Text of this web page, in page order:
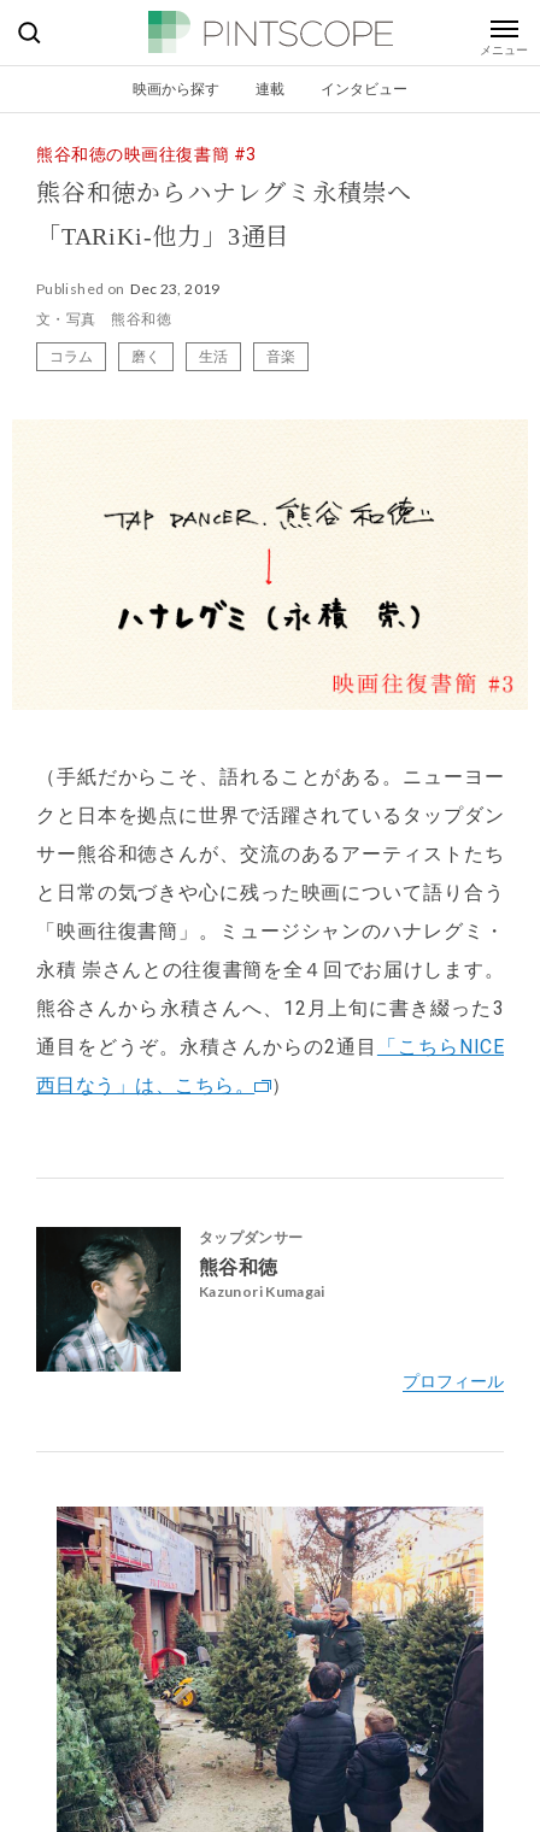
映画から探す 連載 インタビュー
熊谷和徳の映画往復書簡 #3
熊谷和徳から ハナレグミ永積崇へ
「TARiKi-他力」3通目
Published on Dec 23, 2019
文・写真 熊谷和徳
コラム 磨く 生活 音楽
（手紙だからこそ、語れることがある。ニューヨー
クと日本を拠点に世界で活躍されているタップダン
サー熊谷和徳さんが、交流のあるアーティストたち
と日常の気づきや心に残った映画について語り合う
「映画往復書簡」。ミュージシャンのハナレグミ・
永積 崇さんとの往復書簡を全４回でお届けします。
熊谷さんから永積さんへ、12月上旬に書き綴った3
通目をどうぞ。永積さんからの2通目
「こちらNICE
西日なう」は、こちら。
）
タップダンサー
熊谷和徳
Kazunori Kumagai
www.kazukumagai.net
https://www.bunkamura.co.jp/orchard/lineup/22_voice/